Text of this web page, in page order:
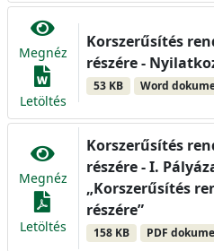
Megnéz
Letöltés
Korszerűsítés
részére -
53 KB Word
Megnéz
Letöltés
Korszerűsítés
részére - I.
„Korszerűsítés
részére”
158 KB PDF